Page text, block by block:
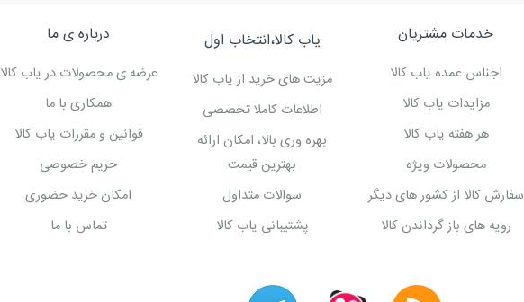
خدمات مشتریان
اجناس عمده یاب کالا
مزایدات یاب کالا
هر هفته یاب کالا
محصولات ویژه
سفارش کالا از کشور های دیگر
رویه های باز گرداندن کالا
یاب کالا،انتخاب اول
مزیت های خرید از یاب کالا
اطلاعات کاملا تخصصی
بهره وری بالا، امکان ارائه
بهترین قیمت
سوالات متداول
پشتیبانی یاب کالا
درباره ی ما
عرضه ی محصولات در یاب کالا
همکاری با ما
قوانین و مقررات یاب کالا
حریم خصوصی
امکان خرید حضوری
تماس با ما